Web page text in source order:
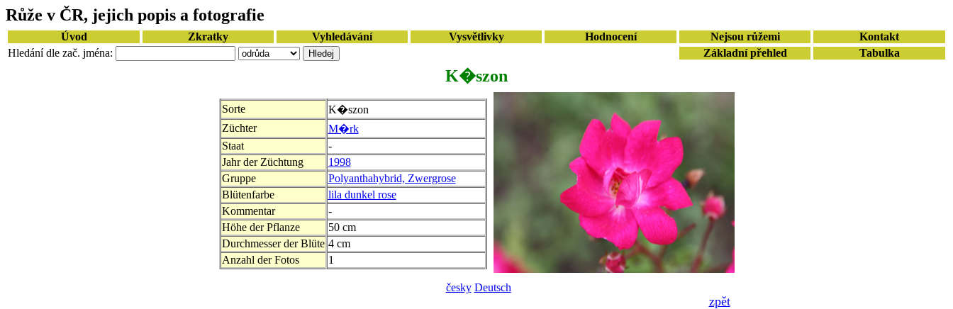
Růže v ČR, jejich popis a fotografie
Úvod Zkratky Vyhledávání Vysvětlivky Hodnocení Nejsou růžemi
Kontakt
Hledání dle zač. jména:
Základní přehled Tabulka
K�szon
Sorte
K�szon
Züchter
M�rk
Staat
-
Jahr der Züchtung
1998
Gruppe
Polyanthahybrid, Zwergrose
Blütenfarbe
lila dunkel rose
Kommentar
-
Höhe der Pflanze
50 cm
Durchmesser der Blüte 4 cm
Anzahl der Fotos
1
česky Deutsch
zpět